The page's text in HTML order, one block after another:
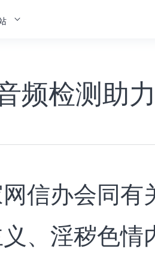
频检测助
信办会同有
、淫秽色情